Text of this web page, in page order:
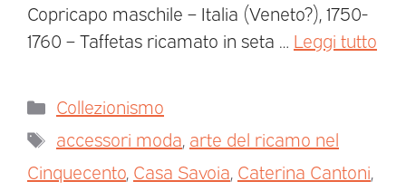
Copricapo maschile – Italia (Veneto?), 1750-
1760 – Taffetas ricamato in seta … Leggi tutto
Collezionismo
accessori moda, arte del ricamo nel
Cinquecento, Casa Savoia, Caterina Cantoni,